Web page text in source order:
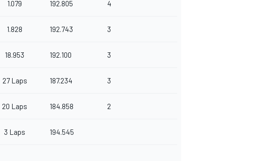
1.079 192.805 4
1.828 192.743 3
18.953 192.100 3
27 Laps 187.234 3
20 Laps 184.858 2
3 Laps 194.545